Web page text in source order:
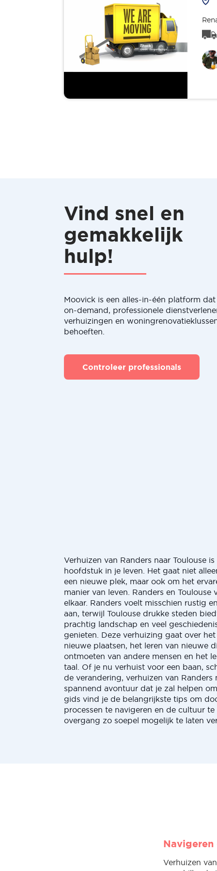
Vind snel en
gemakkelijk
hulp!
Moovick is een alles-in-één platform
on-demand, professionele
verhuizingen en
behoeften.
Controleer professionals
Verhuizen van Randers naar Toulouse
hoofdstuk in je leven. Het gaat niet
een nieuwe plek, maar ook om het
manier van leven. Randers en Toulouse
elkaar. Randers voelt misschien rustig
aan, terwijl Toulouse drukke steden
prachtig landschap en veel
genieten. Deze verhuizing gaat over
nieuwe plaatsen, het leren van nieuwe
ontmoeten van andere mensen en het
taal. Of je nu verhuist voor een baan,
de verandering, verhuizen van Randers
spannend avontuur dat je zal helpen
gids vind je de belangrijkste tips om
processen te navigeren en de cultuur
overgang zo soepel mogelijk te laten
Navigeren
Verhuizen